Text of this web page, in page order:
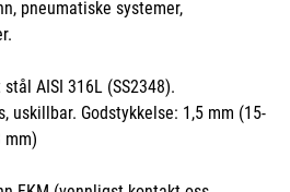
pneumatiske systemer,
AISI 316L (SS2348).
uskillbar. Godstykkelse: 1,5 mm (15-
mm)